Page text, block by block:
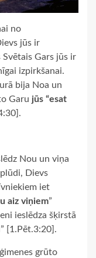
no
jūs ir
Gars jūs ir
izpirkšanai.
bija Noa un
Garu jūs “esat
Nou un viņa
Dievs
iet
aiz viņiem”
ieslēdza šķirstā
[1.Pēt.3:20].
grūto